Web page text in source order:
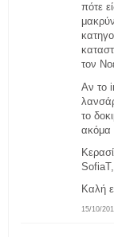
15/10/
πότε
τον
Αν το
το
ακόμα
Καλή